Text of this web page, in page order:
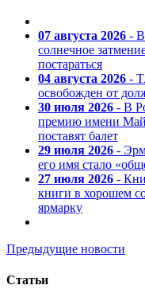
07 августа 2026 - В
солнечное
постараться
04 августа 2026 -
освобожден от
30 июля 2026 - В
премию имени
поставят балет
29 июля 2026 -
его имя стало
27 июля 2026 -
книги в хорошем
ярмарку
Предыдущие новости
Статьи